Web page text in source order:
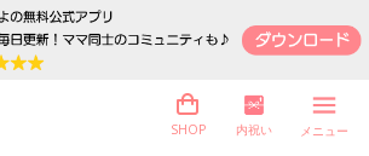
SHOP 内祝い メニュー